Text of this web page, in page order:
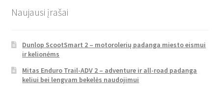
Naujausi įrašai
Dunlop ScootSmart 2 – motorolerių padanga miesto eismui
ir kelionėms
Mitas Enduro Trail-ADV 2 – adventure ir all-road padanga
keliui bei lengvam bekelės naudojimui